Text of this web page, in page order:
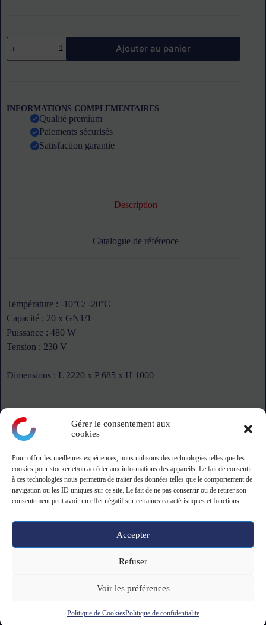
Gérer le consentement aux
cookies
Pour offrir les meilleures expériences, nous utilisons des technologies telles que les
cookies pour stocker et/ou accéder aux informations des appareils. Le fait de consentir
à ces technologies nous permettra de traiter des données telles que le comportement de
navigation ou les ID uniques sur ce site. Le fait de ne pas consentir ou de retirer son
consentement peut avoir un effet négatif sur certaines caractéristiques et fonctions.
Accepter
Refuser
Voir les préférences
Politique de CookiesPolitique de confidentialite
quantité
de
Meuble
FRIULINOX
dosseret
Ajouter au panier
INFORMATIONS COMPLEMENTAIRES
Qualité premium
Paiements sécurisés
Satisfaction garantie
Description
Catalogue de référence
Température : -10°C/ -20°C
Capacité : 20 x GN1/1
Puissance : 480 W
Tension : 230 V
Dimensions : L 2220 x P 685 x H 1000
montagne
ZA Le Danjon - 18110 Saint-Eloy-de-Guy
Tel: 02 19 23 13 39 - 9h-12h/13h30-17h
Copyright © 2026 -CGV CGU-Mentions légales&Politique de
confidentialité